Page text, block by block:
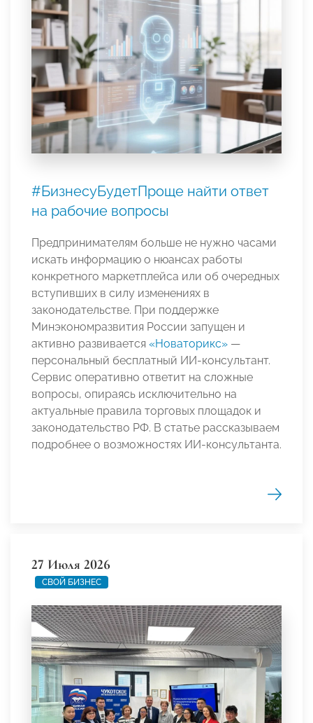
#БизнесуБудетПроще найти ответ
на рабочие вопросы
Предпринимателям больше не нужно часами
искать информацию о нюансах работы
конкретного маркетплейса или об очередных
вступивших в силу изменениях в
законодательстве. При поддержке
Минэкономразвития России запущен и
активно развивается «Новаторикс» —
персональный бесплатный ИИ-консультант.
Сервис оперативно ответит на сложные
вопросы, опираясь исключительно на
актуальные правила торговых площадок и
законодательство РФ. В статье рассказываем
подробнее о возможностях ИИ-консультанта.
27 Июля 2026
СВОЙ БИЗНЕС